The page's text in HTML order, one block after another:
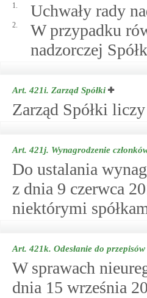
1. Uchwały rady
2.
W przypadku
nadzorczej
Art. 421i. Zarząd Spółki
Zarząd Spółki
Art. 421j. Wynagrodzenie
Do ustalania
z dnia 9 czerwca
niektórymi
Art. 421k. Odesłanie do
W sprawach
dnia 15 września